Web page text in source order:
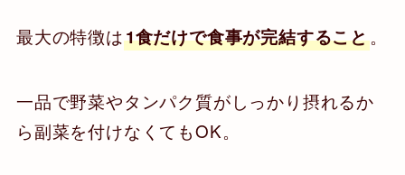
最大の特徴は1食だけで食事が完結すること。
一品で野菜やタンパク質がしっかり摂れるか
ら副菜を付けなくてもOK。